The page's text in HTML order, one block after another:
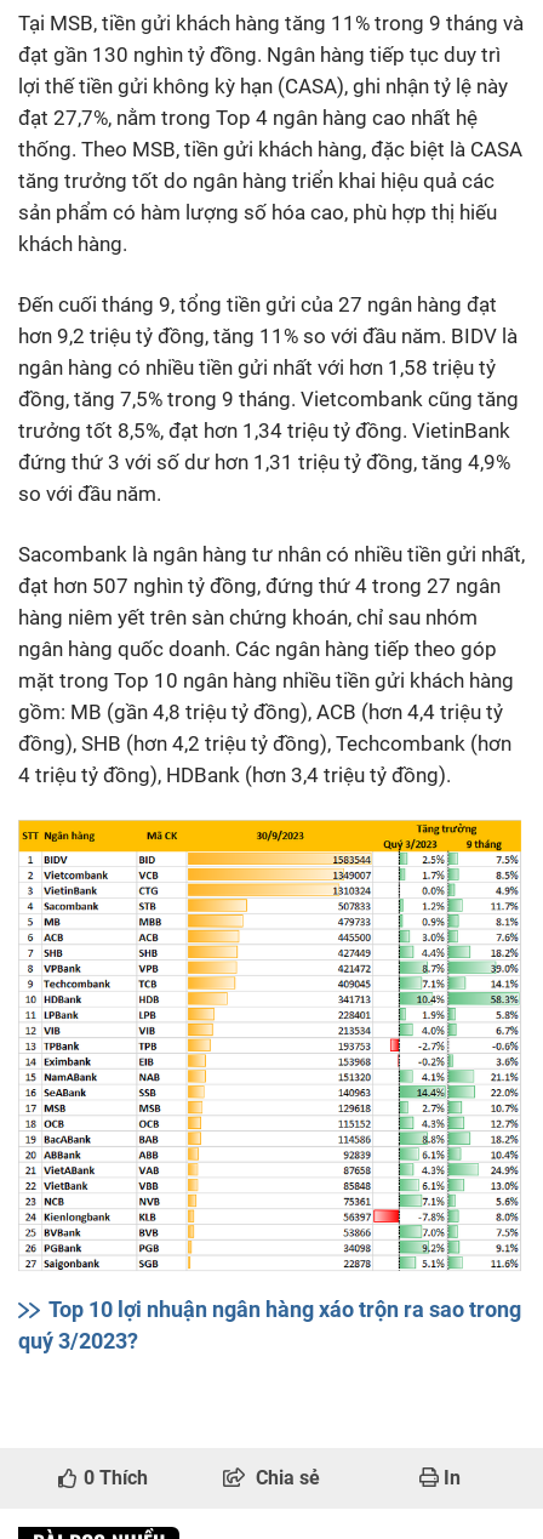
Tại MSB, tiền gửi khách hàng tăng 11% trong 9 tháng và
đạt gần 130 nghìn tỷ đồng. Ngân hàng tiếp tục duy trì
lợi thế tiền gửi không kỳ hạn (CASA), ghi nhận tỷ lệ này
đạt 27,7%, nằm trong Top 4 ngân hàng cao nhất hệ
thống. Theo MSB, tiền gửi khách hàng, đặc biệt là CASA
tăng trưởng tốt do ngân hàng triển khai hiệu quả các
sản phẩm có hàm lượng số hóa cao, phù hợp thị hiếu
khách hàng.
Đến cuối tháng 9, tổng tiền gửi của 27 ngân hàng đạt
hơn 9,2 triệu tỷ đồng, tăng 11% so với đầu năm. BIDV là
ngân hàng có nhiều tiền gửi nhất với hơn 1,58 triệu tỷ
đồng, tăng 7,5% trong 9 tháng. Vietcombank cũng tăng
trưởng tốt 8,5%, đạt hơn 1,34 triệu tỷ đồng. VietinBank
đứng thứ 3 với số dư hơn 1,31 triệu tỷ đồng, tăng 4,9%
so với đầu năm.
Sacombank là ngân hàng tư nhân có nhiều tiền gửi nhất,
đạt hơn 507 nghìn tỷ đồng, đứng thứ 4 trong 27 ngân
hàng niêm yết trên sàn chứng khoán, chỉ sau nhóm
ngân hàng quốc doanh. Các ngân hàng tiếp theo góp
mặt trong Top 10 ngân hàng nhiều tiền gửi khách hàng
gồm: MB (gần 4,8 triệu tỷ đồng), ACB (hơn 4,4 triệu tỷ
đồng), SHB (hơn 4,2 triệu tỷ đồng), Techcombank (hơn
4 triệu tỷ đồng), HDBank (hơn 3,4 triệu tỷ đồng).
Top 10 lợi nhuận ngân hàng xáo trộn ra sao trong
quý 3/2023?
0 Thích Chia sẻ In